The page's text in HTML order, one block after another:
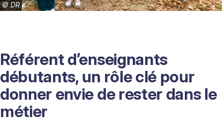
©DR
Référent d’enseignants
débutants, un rôle clé pour
donner envie de rester dans le
métier